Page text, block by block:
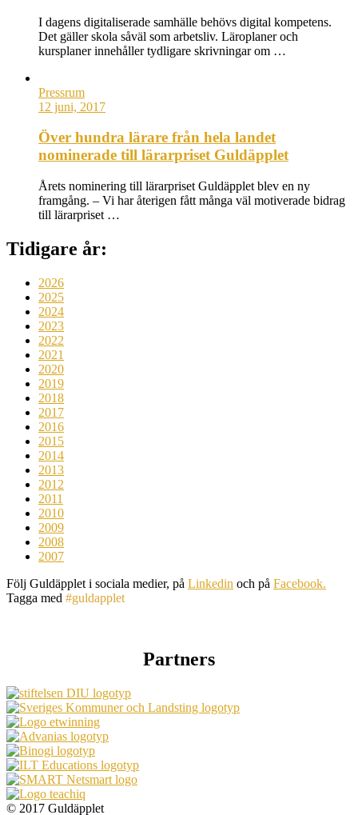
I dagens digitaliserade samhälle behövs digital kompetens.
Det gäller skola såväl som arbetsliv. Läroplaner och
kursplaner innehåller tydligare skrivningar om …
Pressrum
12 juni, 2017
Över hundra lärare från hela landet
nominerade till lärarpriset Guldäpplet
Årets nominering till lärarpriset Guldäpplet blev en ny
framgång. – Vi har återigen fått många väl motiverade bidrag
till lärarpriset …
Tidigare år:
2026
2025
2024
2023
2022
2021
2020
2019
2018
2017
2016
2015
2014
2013
2012
2011
2010
2009
2008
2007
Följ Guldäpplet i sociala medier, på Linkedin och på Facebook.
Tagga med #guldapplet
Partners
© 2017 Guldäpplet